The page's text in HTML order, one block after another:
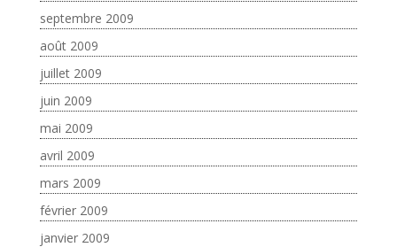
septembre 2009
août 2009
juillet 2009
juin 2009
mai 2009
avril 2009
mars 2009
février 2009
janvier 2009